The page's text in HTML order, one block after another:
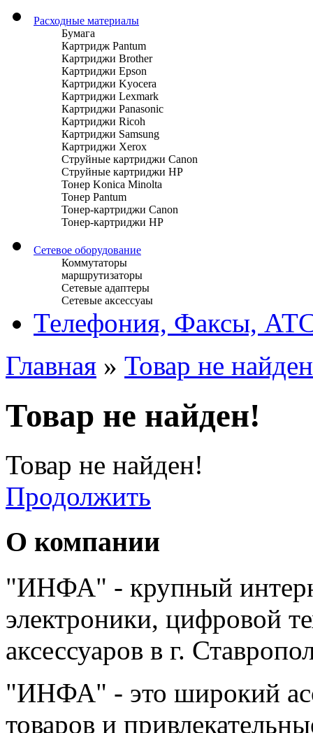
Расходные материалы
Бумага
Картридж Pantum
Картриджи Brother
Картриджи Epson
Картриджи Kyocera
Картриджи Lexmark
Картриджи Panasonic
Картриджи Ricoh
Картриджи Samsung
Картриджи Xerox
Струйные картриджи Canon
Струйные картриджи HP
Тонер Konica Minolta
Тонер Pantum
Тонер-картриджи Canon
Тонер-картриджи HP
Сетевое оборудование
Коммутаторы
маршрутизаторы
Сетевые адаптеры
Сетевые аксессуаы
Телефония, Факсы,
Главная » Товар не
Товар не найден!
Товар не найден!
Продолжить
О компании
"ИНФА" - крупный
электроники, цифровой
аксессуаров в г.
"ИНФА" - это широкий
товаров и